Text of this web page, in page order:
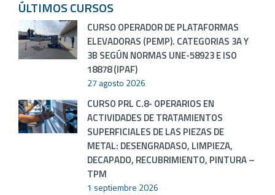
ÚLTIMOS CURSOS
CURSO OPERADOR DE PLATAFORMAS
ELEVADORAS (PEMP). CATEGORIAS 3A Y
3B SEGÚN NORMAS UNE-58923 E ISO
18878 (IPAF)
27 agosto 2026
CURSO PRL C.8- OPERARIOS EN
ACTIVIDADES DE TRATAMIENTOS
SUPERFICIALES DE LAS PIEZAS DE
METAL: DESENGRADASO, LIMPIEZA,
DECAPADO, RECUBRIMIENTO, PINTURA –
TPM
1 septiembre 2026